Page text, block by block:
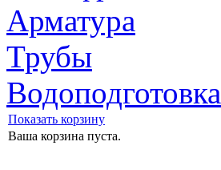
Арматура
Трубы
Водоподготовка
Показать корзину
Ваша корзина пуста.